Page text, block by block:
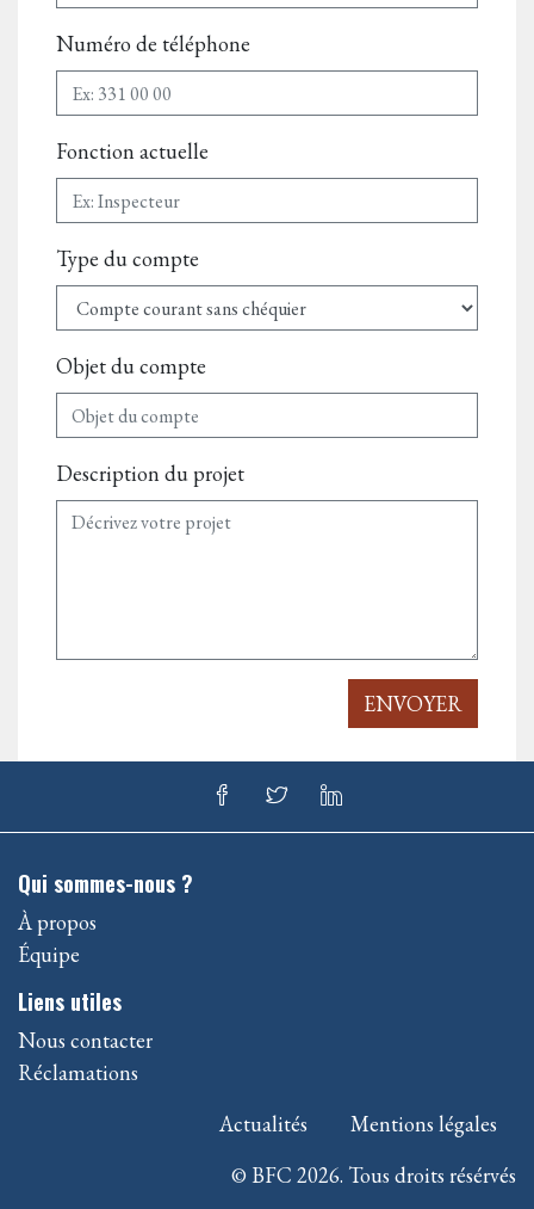
Numéro de téléphone
Fonction actuelle
Type du compte
Objet du compte
Description du projet
ENVOYER
Qui sommes-nous ?
À propos
Équipe
Liens utiles
Nous contacter
Réclamations
Actualités
Mentions légales
© BFC 2026. Tous droits résérvés